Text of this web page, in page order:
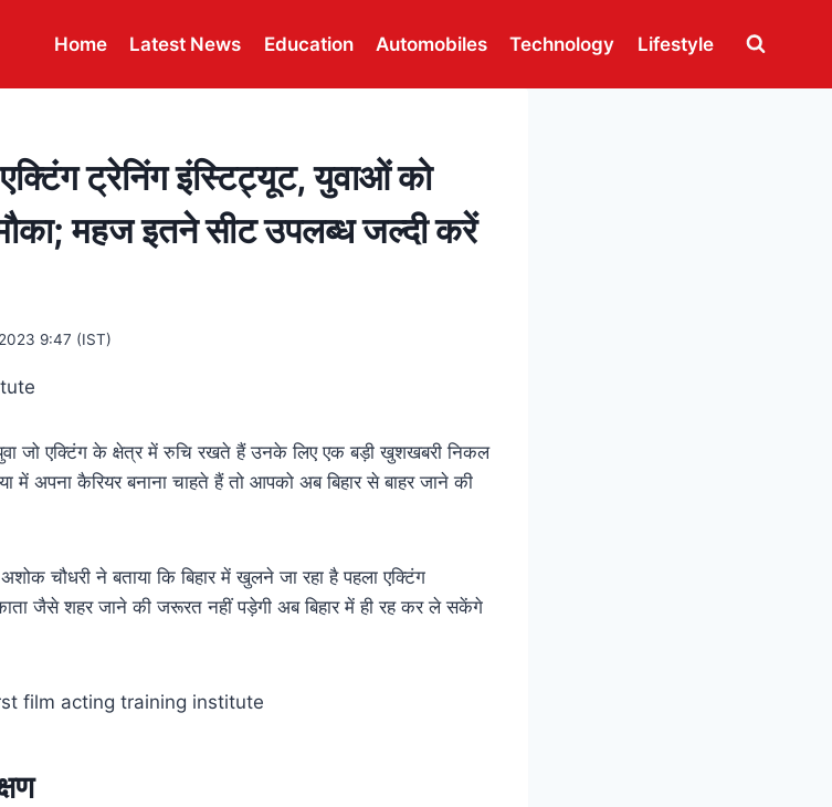
Home Latest News Education Automobiles Technology Lifestyle
ट्रेनिंग इंस्टिट्यूट, युवाओं को
महज इतने सीट उपलब्ध जल्दी करें
9:47 (IST)
जो एक्टिंग के क्षेत्र में रुचि रखते हैं उनके लिए एक बड़ी खुशखबरी निकल
में अपना कैरियर बनाना चाहते हैं तो आपको अब बिहार से बाहर जाने की
अशोक चौधरी ने बताया कि बिहार में खुलने जा रहा है पहला एक्टिंग
जैसे शहर जाने की जरूरत नहीं पड़ेगी अब बिहार में ही रह कर ले सकेंगे